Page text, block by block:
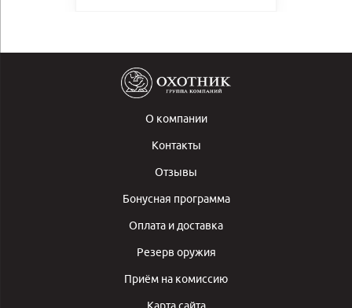
О компании
Контакты
Отзывы
Бонусная программа
Оплата и доставка
Резерв оружия
Приём на комиссию